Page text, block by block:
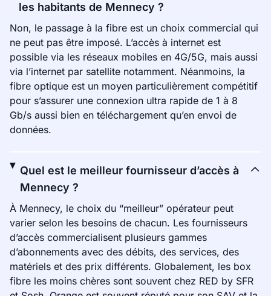
les habitants de Mennecy ?
Non, le passage à la fibre est un choix commercial qui
ne peut pas être imposé. L’accès à internet est
possible via les réseaux mobiles en 4G/5G, mais aussi
via l’internet par satellite notamment. Néanmoins, la
fibre optique est un moyen particulièrement compétitif
pour s’assurer une connexion ultra rapide de 1 à 8
Gb/s aussi bien en téléchargement qu’en envoi de
données.
Quel est le meilleur fournisseur d’accès à
Mennecy ?
À Mennecy, le choix du “meilleur” opérateur peut
varier selon les besoins de chacun. Les fournisseurs
d’accès commercialisent plusieurs gammes
d’abonnements avec des débits, des services, des
matériels et des prix différents. Globalement, les box
fibre les moins chères sont souvent chez RED by SFR